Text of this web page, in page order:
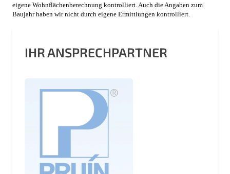
eigene Wohnflächenberechnung kontrolliert. Auch die Angaben zum
Baujahr haben wir nicht durch eigene Ermittlungen kontrolliert.
IHR ANSPRECHPARTNER